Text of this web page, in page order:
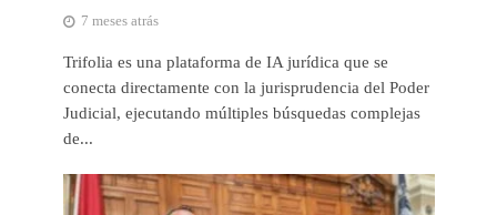
7 meses atrás
Trifolia es una plataforma de IA jurídica que se
conecta directamente con la jurisprudencia del Poder
Judicial, ejecutando múltiples búsquedas complejas
de...